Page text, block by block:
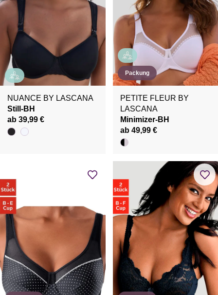
NUANCE BY LASCANA
Still-BH
ab 39,99 €
Packung
PETITE FLEUR BY
LASCANA
Minimizer-BH
ab 49,99 €